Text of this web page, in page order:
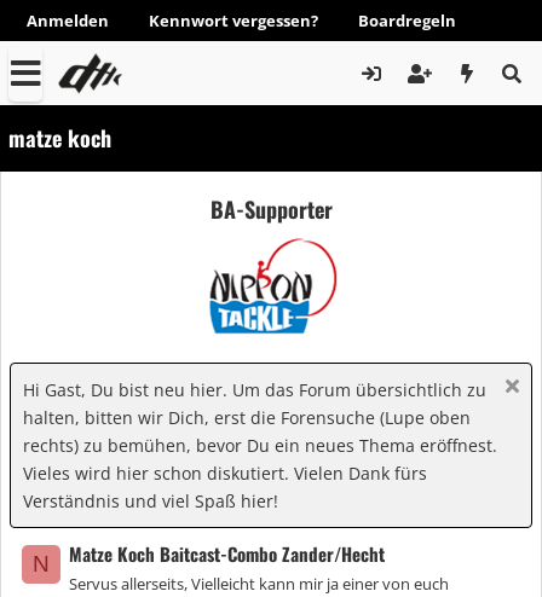
Anmelden Kennwort vergessen? Boardregeln
matze koch
BA-Supporter
Hi Gast, Du bist neu hier. Um das Forum übersichtlich zu
halten, bitten wir Dich, erst die Forensuche (Lupe oben
rechts) zu bemühen, bevor Du ein neues Thema eröffnest.
Vieles wird hier schon diskutiert. Vielen Dank fürs
Verständnis und viel Spaß hier!
N Matze Koch Baitcast-Combo Zander/Hecht
Servus allerseits, Vielleicht kann mir ja einer von euch